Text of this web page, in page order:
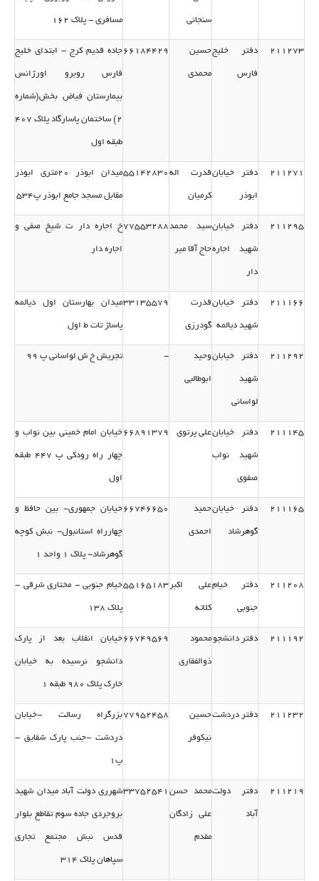
سنجانی مسافری - پلاك 162
211273 دفتر خلیج
فارس
حسین
محمدی
66184429جاده قدیم كرج - ابتدای خلیج
فارس روبرو اورژانس
بیمارستان فیاض بخش(شماره
2) ساختمان پاسارگاد پلاك 407
طبقه اول
211271 دفتر خیابان
ابوذر
قدرت اله
كرمیان
55142830 میدان ابوذر 20متری ابوذر
مقابل مسجد جامع ابوذر پ534
211295 دفتر خیابان
شهید اجاره
دار
سید محمد
حاج آقا میر
77553288خ اجاره دار ت شیخ صفی و
اجاره دار
211166 دفتر خیابان
شهید دیالمه
قدرت
گودرزی
33135579میدان بهارستان اول دیالمه
پاسا‍ژ تات ط اول
211292 دفتر خیابان
شهید
لواسانی
وحید
ابوطالبی
- تجریش خ ش لواسانی پ 99
211145 دفتر خیابان
شهید نواب
صفوی
علی پرتوی 66891379خیابان امام خمینی بین نواب و
چهار راه رودكی پ 447 طبقه
اول
211165 دفتر خیابان
گوهرشاد
حمید
احمدی
66746650خیابان جمهوری- بین حافظ و
چهارراه استانبول- نبش كوچه
گوهرشاد- پلاك 1 واحد 1
211208 دفتر خیام
جنوبی
علی اكبر
كلاته
55165183خیام جنوبی - مختاری شرقی -
پلاك 138
211192 دفتر دانشجو محمود
ذوالفقاری
66749569خیابان انقلاب بعد از پارك
دانشجو نرسیده به خیابان
خارك پلاك 980 طبقه 1
211232 دفتر دردشتحسین
نیكوفر
77952458بزرگراه رسالت -خیابان
دردشت -جنب پارك شقایق -
پ1
211219 دفتر دولت
آباد
محمد حسن
علی زادگان
مقدم
33752541شهرری دولت آباد میدان شهید
بروجردی جاده سوم تقاطع بلوار
قدس نبش مجتمع تجاری
سپاهان پلاك 314